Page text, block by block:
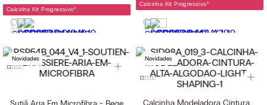
Calcinha Kit Progressivo*
Calcinha Kit Progressivo*
Novidades Novidades
Calcinha Modeladora Cintura